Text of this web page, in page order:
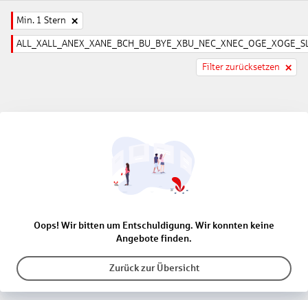
Min. 1 Stern
Filter zurücksetzen
Oops! Wir bitten um Entschuldigung. Wir konnten keine
Angebote finden.
Zurück zur Übersicht